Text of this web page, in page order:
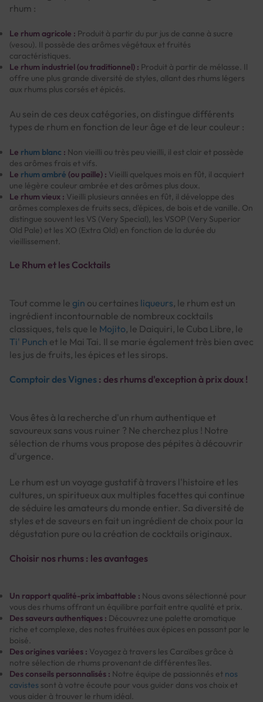
rhum :
Le rhum agricole : Produit à partir du pur jus de canne à sucre
(vesou). Il possède des arômes végétaux et fruités
caractéristiques.
Le rhum industriel (ou traditionnel) : Produit à partir de mélasse. Il
offre une plus grande diversité de styles, allant des rhums légers
aux rhums plus corsés et épicés.
Au sein de ces deux catégories, on distingue différents
types de rhum en fonction de leur âge et de leur couleur :
Le rhum blanc : Non vieilli ou très peu vieilli, il est clair et possède
des arômes frais et vifs.
Le rhum ambré (ou paille) : Vieilli quelques mois en fût, il acquiert
une légère couleur ambrée et des arômes plus doux.
Le rhum vieux : Vieilli plusieurs années en fût, il développe des
arômes complexes de fruits secs, d'épices, de bois et de vanille. On
distingue souvent les VS (Very Special), les VSOP (Very Superior
Old Pale) et les XO (Extra Old) en fonction de la durée du
vieillissement.
Le Rhum et les Cocktails
Tout comme le gin ou certaines liqueurs, le rhum est un
ingrédient incontournable de nombreux cocktails
classiques, tels que le Mojito, le Daiquiri, le Cuba Libre, le
Ti' Punch et le Mai Tai. Il se marie également très bien avec
les jus de fruits, les épices et les sirops.
Comptoir des Vignes : des rhums d'exception à prix doux !
Vous êtes à la recherche d'un rhum authentique et
savoureux sans vous ruiner ? Ne cherchez plus ! Notre
sélection de rhums vous propose des pépites à découvrir
d'urgence.
Le rhum est un voyage gustatif à travers l'histoire et les
cultures, un spiritueux aux multiples facettes qui continue
de séduire les amateurs du monde entier. Sa diversité de
styles et de saveurs en fait un ingrédient de choix pour la
dégustation pure ou la création de cocktails originaux.
Choisir nos rhums : les avantages
Un rapport qualité-prix imbattable : Nous avons sélectionné pour
vous des rhums offrant un équilibre parfait entre qualité et prix.
Des saveurs authentiques : Découvrez une palette aromatique
riche et complexe, des notes fruitées aux épices en passant par le
boisé.
Des origines variées : Voyagez à travers les Caraïbes grâce à
notre sélection de rhums provenant de différentes îles.
Des conseils personnalisés : Notre équipe de passionnés et nos
cavistes sont à votre écoute pour vous guider dans vos choix et
vous aider à trouver le rhum idéal.